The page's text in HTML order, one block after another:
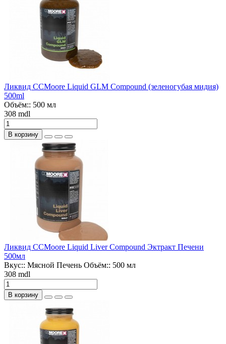
Ликвид CCMoore Liquid GLM Compound (зеленогубая мидия)
500ml
Объём:: 500 мл
308 mdl
В корзину
Ликвид CCMoore Liquid Liver Compound Эктракт Печени
500мл
Вкус:: Мясной Печень Объём:: 500 мл
308 mdl
В корзину